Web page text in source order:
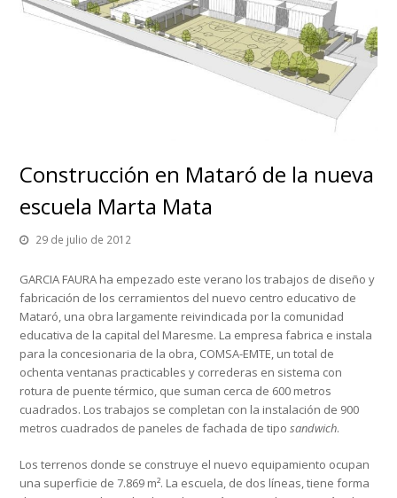
Construcción en Mataró de la nueva
escuela Marta Mata
29 de julio de 2012
GARCIA FAURA ha empezado este verano los trabajos de diseño y
fabricación de los cerramientos del nuevo centro educativo de
Mataró, una obra largamente reivindicada por la comunidad
educativa de la capital del Maresme. La empresa fabrica e instala
para la concesionaria de la obra, COMSA-EMTE, un total de
ochenta ventanas practicables y correderas en sistema con
rotura de puente térmico, que suman cerca de 600 metros
cuadrados. Los trabajos se completan con la instalación de 900
metros cuadrados de paneles de fachada de tiposandwich.
Los terrenos donde se construye el nuevo equipamiento ocupan
una superficie de 7.869 m². La escuela, de dos líneas, tiene forma